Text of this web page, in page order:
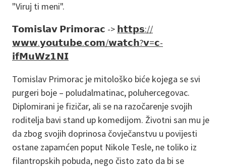
"Viruj ti meni".
𝗧𝗼𝗺𝗶𝘀𝗹𝗮𝘃 𝗣𝗿𝗶𝗺𝗼𝗿𝗮𝗰 -> 𝗵𝘁𝘁𝗽𝘀://
𝘄𝘄𝘄.𝘆𝗼𝘂𝘁𝘂𝗯𝗲.𝗰𝗼𝗺/𝘄𝗮𝘁𝗰𝗵?𝘃=𝗰-
𝗶𝗳𝗠𝘂𝗪𝘇𝟭𝗡𝗜
Tomislav Primorac je mitološko biće kojega se svi
purgeri boje – poludalmatinac, poluhercegovac.
Diplomirani je fizičar, ali se na razočarenje svojih
roditelja bavi stand up komedijom. Životni san mu je
da zbog svojih doprinosa čovječanstvu u povijesti
ostane zapamćen poput Nikole Tesle, ne toliko iz
filantropskih pobuda, nego čisto zato da bi se